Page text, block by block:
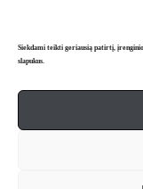
Siekdami teikti geriausią patirtį,
slapukus.